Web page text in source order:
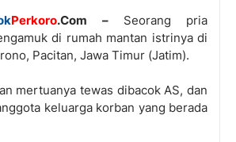
Perkoro.Com –Seorang pria
di rumah mantan istrinya di
Pacitan, Jawa Timur (Jatim).
mertuanya tewas dibacok AS, dan
keluarga korban yang berada